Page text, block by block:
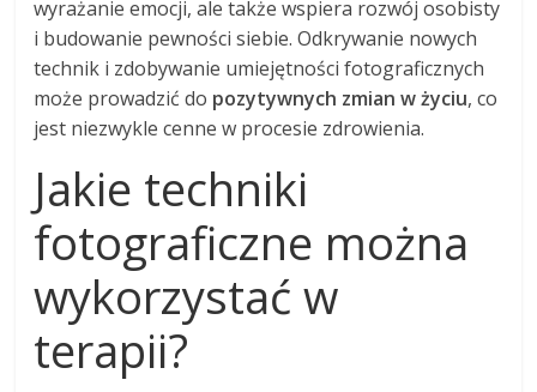
wyrażanie emocji, ale także wspiera rozwój osobisty
i budowanie pewności siebie. Odkrywanie nowych
technik i zdobywanie umiejętności fotograficznych
może prowadzić do pozytywnych zmian w życiu, co
jest niezwykle cenne w procesie zdrowienia.
Jakie techniki
fotograficzne można
wykorzystać w
terapii?